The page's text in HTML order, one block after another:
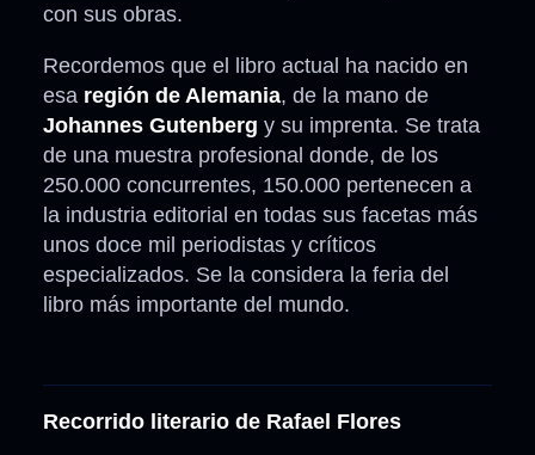
con sus obras.
Recordemos que el libro actual ha nacido en
esa región de Alemania, de la mano de
Johannes Gutenberg y su imprenta. Se trata
de una muestra profesional donde, de los
250.000 concurrentes, 150.000 pertenecen a
la industria editorial en todas sus facetas más
unos doce mil periodistas y críticos
especializados. Se la considera la feria del
libro más importante del mundo.
Recorrido literario de Rafael Flores